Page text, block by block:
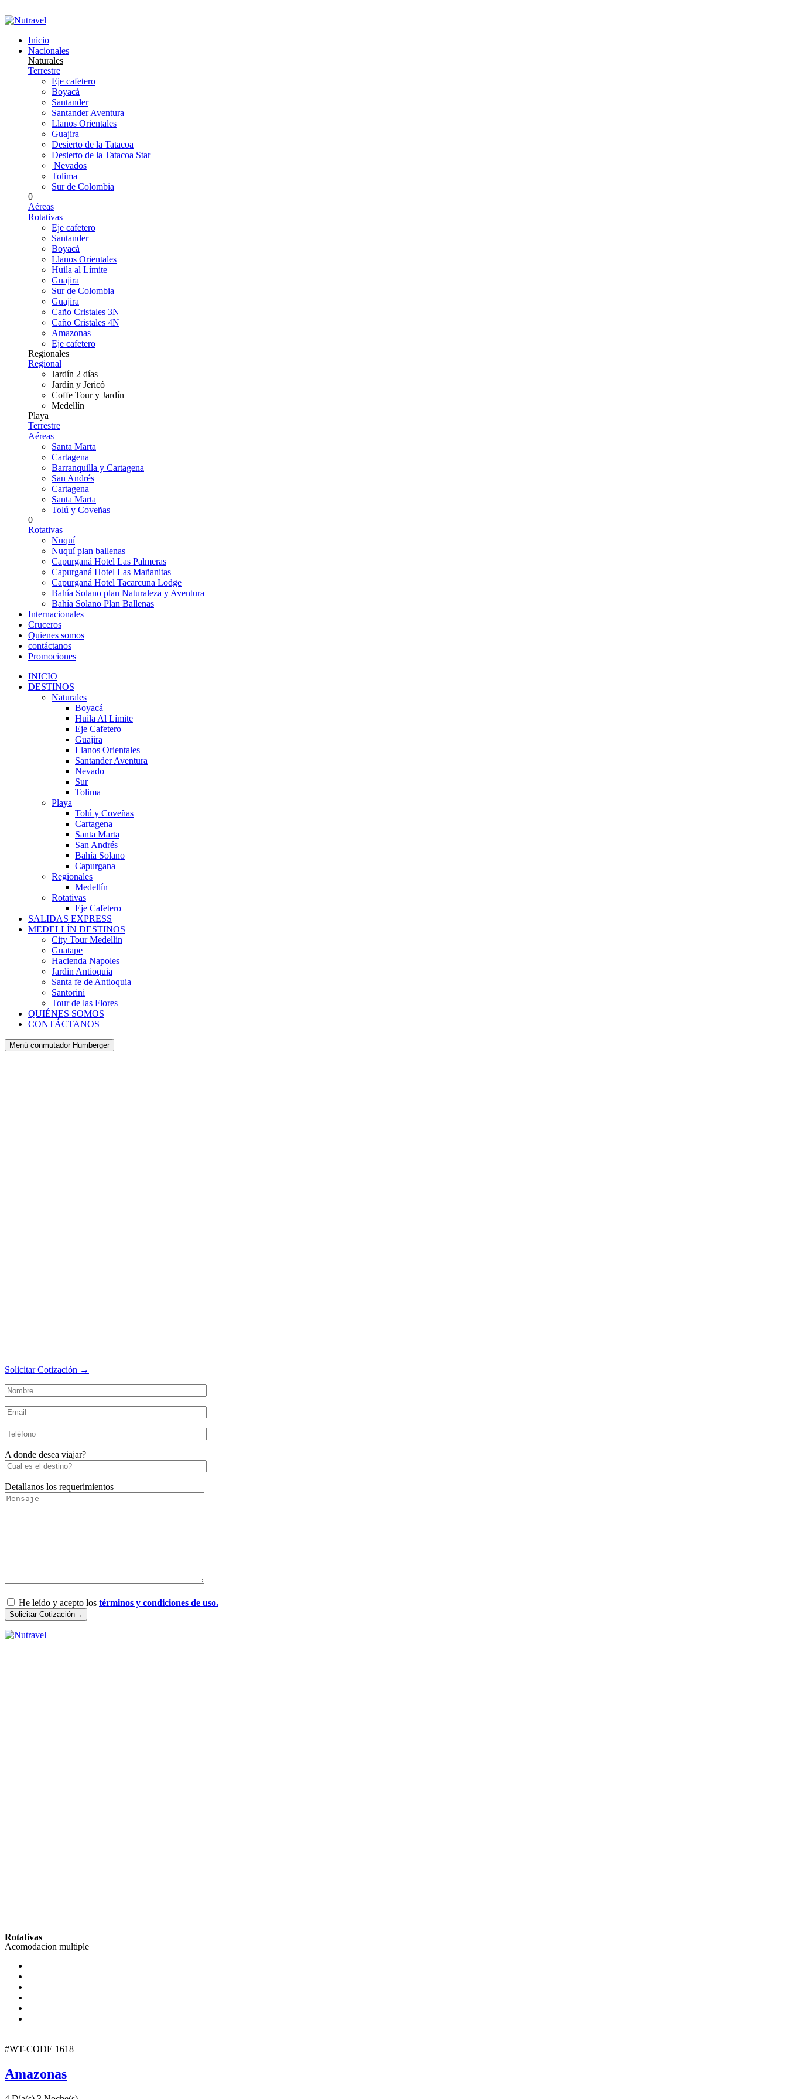
Inicio
Nacionales
Naturales
Terrestre
Eje cafetero
Boyacá
Santander
Santander Aventura
Llanos Orientales
Guajira
Desierto de la Tatacoa
Desierto de la Tatacoa Star
Nevados
Tolima
Sur de Colombia
0
Aéreas
Rotativas
Eje cafetero
Santander
Boyacá
Llanos Orientales
Huila al Límite
Guajira
Sur de Colombia
Guajira
Caño Cristales 3N
Caño Cristales 4N
Amazonas
Eje cafetero
Regionales
Regional
Jardín 2 días
Jardín y Jericó
Coffe Tour y Jardín
Medellín
Playa
Terrestre
Aéreas
Santa Marta
Cartagena
Barranquilla y Cartagena
San Andrés
Cartagena
Santa Marta
Tolú y Coveñas
0
Rotativas
Nuquí
Nuquí plan ballenas
Capurganá Hotel Las Palmeras
Capurganá Hotel Las Mañanitas
Capurganá Hotel Tacarcuna Lodge
Bahía Solano plan Naturaleza y Aventura
Bahía Solano Plan Ballenas
Internacionales
Cruceros
Quienes somos
contáctanos
Promociones
INICIO
DESTINOS
Naturales
Boyacá
Huila Al Límite
Eje Cafetero
Guajira
Llanos Orientales
Santander Aventura
Nevado
Sur
Tolima
Playa
Tolú y Coveñas
Cartagena
Santa Marta
San Andrés
Bahía Solano
Capurgana
Regionales
Medellín
Rotativas
Eje Cafetero
SALIDAS EXPRESS
MEDELLÍN DESTINOS
City Tour Medellin
Guatape
Hacienda Napoles
Jardin Antioquia
Santa fe de Antioquia
Santorini
Tour de las Flores
QUIÉNES SOMOS
CONTÁCTANOS
Menú conmutador Humberger
Solicitar Cotización →
A donde desea viajar?
Detallanos los requerimientos
He leído y acepto los términos y condiciones de uso.
Rotativas
Acomodacion multiple
#WT-CODE 1618
Amazonas